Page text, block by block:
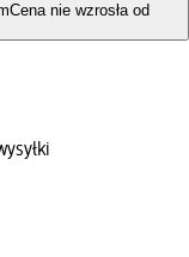
Cena nie wzrosła od